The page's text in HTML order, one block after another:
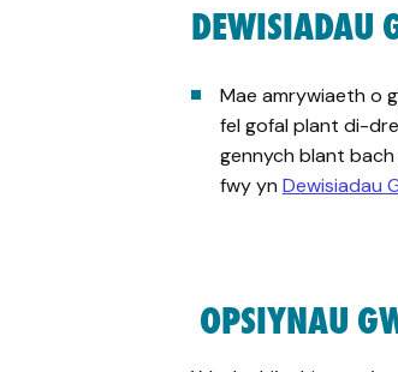
DEWISIADAU
Mae amrywiaeth o
fel gofal plant di-
gennych blant
fwy yn Dewisiadau
OPSIYNAU